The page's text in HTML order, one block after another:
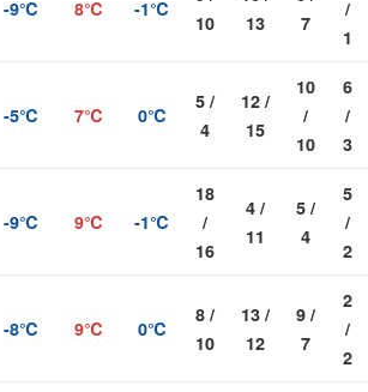
-9℃ 8℃ -1℃
10
13
7
/
1
-5℃ 7℃ 0℃
5 /
4
12 /
15
10
/
10
6
/
3
-9℃ 9℃ -1℃
18
/
16
4 /
11
5 /
4
5
/
2
-8℃ 9℃ 0℃
8 /
10
13 /
12
9 /
7
2
/
2